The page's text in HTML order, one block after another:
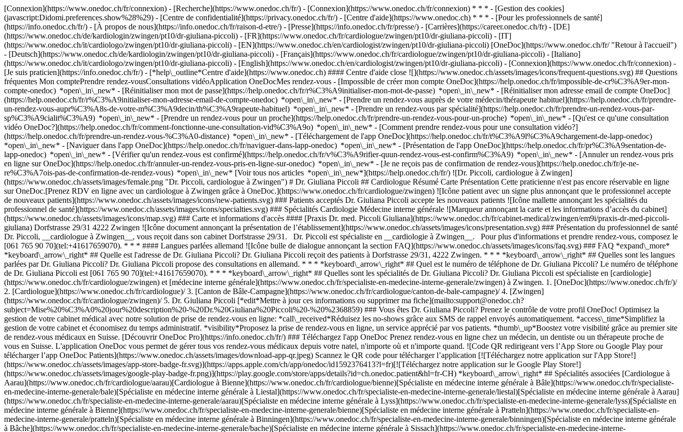
[Connexion](https://www.onedoc.ch/fr/connexion) - [Recherche](https://www.onedoc.ch/fr/) - [Connexion](https://www.onedoc.ch/fr/connexion) * * * - [Gestion des cookies]
(javascript:Didomi.preferences.show%28%29) - [Centre de confidentialité](https://privacy.onedoc.ch/fr/) - [Centre d'aide](https://www.onedoc.ch) * * * - [Pour les professionnels de santé]
(https://info.onedoc.ch/fr/) - [À propos de nous](https://info.onedoc.ch/fr/raison-d-etre/) - [Presse](https://info.onedoc.ch/fr/presse/) - [Carrières](https://career.onedoc.ch/fr) - [DE]
(https://www.onedoc.ch/de/kardiologin/zwingen/pt10/dr-giuliana-piccoli) - [FR](https://www.onedoc.ch/fr/cardiologue/zwingen/pt10/dr-giuliana-piccoli) - [IT]
(https://www.onedoc.ch/it/cardiologo/zwingen/pt10/dr-giuliana-piccoli) - [EN](https://www.onedoc.ch/en/cardiologist/zwingen/pt10/dr-giuliana-piccoli) [OneDoc](https://www.onedoc.ch/fr/ "Retour à l'accueil")
- [Deutsch](https://www.onedoc.ch/de/kardiologin/zwingen/pt10/dr-giuliana-piccoli) - [Français](https://www.onedoc.ch/fr/cardiologue/zwingen/pt10/dr-giuliana-piccoli) - [Italiano]
(https://www.onedoc.ch/it/cardiologo/zwingen/pt10/dr-giuliana-piccoli) - [English](https://www.onedoc.ch/en/cardiologist/zwingen/pt10/dr-giuliana-piccoli) - [Connexion](https://www.onedoc.ch/fr/connexion) -
[Je suis praticien](https://info.onedoc.ch/fr/) - [*help\_outline*Centre d'aide](https://www.onedoc.ch) #### Centre d'aide close ![](https://www.onedoc.ch/assets/images/icons/frequent-questions.svg) ## Questions
fréquentes Mon comptePrendre rendez-vousConsultations vidéoApplication OneDocMes rendez-vous - [Impossible de créer mon compte OneDoc](https://help.onedoc.ch/fr/impossible-de-cr%C3%A9er-mon-
compte-onedoc) *open\_in\_new* - [Réinitialiser mon mot de passe](https://help.onedoc.ch/fr/r%C3%A9initialiser-mon-mot-de-passe) *open\_in\_new* - [Réinitialiser mon adresse email de compte OneDoc]
(https://help.onedoc.ch/fr/r%C3%A9initialiser-mon-adresse-email-de-compte-onedoc) *open\_in\_new* - [Prendre un rendez-vous auprès de votre médecin/thérapeute habituel](https://help.onedoc.ch/fr/prendre-
un-rendez-vous-aupr%C3%A8s-de-votre-m%C3%A9decin/th%C3%A9rapeute-habituel) *open\_in\_new* - [Prendre un rendez-vous par spécialité](https://help.onedoc.ch/fr/prendre-un-rendez-vous-par-
sp%C3%A9cialit%C3%A9) *open\_in\_new* - [Prendre un rendez-vous pour un proche](https://help.onedoc.ch/fr/prendre-un-rendez-vous-pour-un-proche) *open\_in\_new* - [Qu'est ce qu'une consultation
vidéo OneDoc?](https://help.onedoc.ch/fr/comment-fonctionne-une-consultation-vid%C3%A9o) *open\_in\_new* - [Comment prendre rendez-vous pour une consultation vidéo?]
(https://help.onedoc.ch/fr/prendre-un-rendez-vous-%C3%A0-distance) *open\_in\_new* - [Téléchargement de l'app OneDoc](https://help.onedoc.ch/fr/t%C3%A9l%C3%A9chargement-de-lapp-onedoc)
*open\_in\_new* - [Naviguer dans l'app OneDoc](https://help.onedoc.ch/fr/naviguer-dans-lapp-onedoc) *open\_in\_new* - [Présentation de l'app OneDoc](https://help.onedoc.ch/fr/pr%C3%A9sentation-de-
lapp-onedoc) *open\_in\_new* - [Vérifier qu'un rendez-vous est confirmé](https://help.onedoc.ch/fr/v%C3%A9rifier-quun-rendez-vous-est-confirm%C3%A9) *open\_in\_new* - [Annuler un rendez-vous pris en ligne sur OneDoc](https://help.onedoc.ch/fr/annuler-un-rendez-vous-pris-en-ligne-sur-onedoc) *open\_in\_new* - [Je ne reçois pas de confirmation de rendez-vous](https://help.onedoc.ch/fr/je-ne-re%C3%A7ois-pas-de-confirmation-de-rendez-vous) *open\_in\_new* [Voir tous nos articles *open\_in\_new*](https://help.onedoc.ch/fr/) ![Dr. Piccoli, cardiologue à Zwingen](https://www.onedoc.ch/assets/images/female.png "Dr. Piccoli, cardiologue à Zwingen") # Dr. Giuliana Piccoli ## Cardiologue Résumé Carte Présentation Cette praticienne n'est pas encore réservable en ligne sur OneDoc.[Prenez RDV en ligne avec un cardiologue à Zwingen grâce à OneDoc.](https://www.onedoc.ch/fr/cardiologue/zwingen) ![Icône patient avec un signe plus annonçant que le professionnel accepte de nouveaux patients](https://www.onedoc.ch/assets/images/icons/new-patients.svg) ### Patients acceptés Dr. Giuliana Piccoli accepte les nouveaux patients ![Icône mallette annonçant les spécialités du professionnel de santé](https://www.onedoc.ch/assets/images/icons/specialties.svg) ### Spécialités Cardiologie Médecine interne générale ![Marqueur annonçant la carte et les informations d’accès du cabinet](https://www.onedoc.ch/assets/images/icons/map.svg) ### Carte et informations d'accès #### [Praxis Dr. med. Piccoli Giuliana](https://www.onedoc.ch/fr/cabinet-medical/zwingen/em9i/praxis-dr-med-piccoli-giuliana) Dorfstrasse 29/31 4222 Zwingen ![Icône document annonçant la présentation de l’établissement](https://www.onedoc.ch/assets/images/icons/presentation.svg) ### Présentation du professionnel de santé Dr. Piccoli, __cardiologue à Zwingen__, vous reçoit dans son cabinet Dorfstrasse 29/31. Dr. Piccoli est spécialiste en __cardiologie à Zwingen__. Pour plus d'informations et prendre rendez-vous, composez le [061 765 90 70](tel:+41617659070). * * * #### Langues parlées allemand ![Icône bulle de dialogue annonçant la section FAQ](https://www.onedoc.ch/assets/images/icons/faq.svg) ### FAQ *expand\_more* *keyboard\_arrow\_right* ## Quelle est l'adresse de Dr. Giuliana Piccoli? Dr. Giuliana Piccoli reçoit des patients à Dorfstrasse 29/31, 4222 Zwingen. * * * *keyboard\_arrow\_right* ## Quelles sont les langues parlées par Dr. Giuliana Piccoli? Dr. Giuliana Piccoli propose des consultations en allemand. * * * *keyboard\_arrow\_right* ## Quel est le numéro de téléphone de Dr. Giuliana Piccoli? Le numéro de téléphone de Dr. Giuliana Piccoli est [061 765 90 70](tel:+41617659070). * * * *keyboard\_arrow\_right* ## Quelles sont les spécialités de Dr. Giuliana Piccoli? Dr. Giuliana Piccoli est spécialiste en [cardiologie](https://www.onedoc.ch/fr/cardiologue/zwingen) et [médecine interne générale](https://www.onedoc.ch/fr/specialiste-en-medecine-interne-generale/zwingen) à Zwingen. 1. [OneDoc](https://www.onedoc.ch/fr/)/ 2. [Cardiologue](https://www.onedoc.ch/fr/cardiologue)/ 3. [Canton de Bâle-Campagne](https://www.onedoc.ch/fr/cardiologue/canton-de-bale-campagne)/ 4. [Zwingen](https://www.onedoc.ch/fr/cardiologue/zwingen)/ 5. Dr. Giuliana Piccoli [*edit*Mettre à jour ces informations ou supprimer ma fiche](mailto:support@onedoc.ch?subject=Mise%20%C3%A0%20jour%20description%20-%20Dr.%20Giuliana%20Piccoli%20-%20%2368859) ### Vous êtes Dr. Giuliana Piccoli? Prenez le contrôle de votre profil OneDoc! Optimisez la gestion de votre cabinet médical avec notre solution de prise de rendez-vous en ligne: *call\_received*Réduisez les no-shows grâce aux SMS de rappel envoyés automatiquement. *access\_time*Simplifiez la gestion de votre cabinet et économisez du temps administratif. *visibility*Proposez la prise de rendez-vous en ligne, un service apprécié par vos patients. *thumb\_up*Boostez votre visibilité grâce au premier site de rendez-vous médicaux en Suisse. [Découvrir OneDoc Pro](https://info.onedoc.ch/fr/) ### Téléchargez l'app OneDoc Prenez rendez-vous en ligne chez un médecin, un dentiste ou un thérapeute proche de vous en Suisse. L'application OneDoc vous permet de gérer tous vos rendez-vous médicaux depuis votre natel, n'importe où et n'importe quand. ![Code QR redirigeant vers l’App Store ou Google Play pour télécharger l’app OneDoc Patients](https://www.onedoc.ch/assets/images/download-app-qr.jpeg) Scannez le QR code pour télécharger l’application [![Téléchargez notre application sur l'App Store!](https://www.onedoc.ch/assets/images/app-store-badge-fr.svg)](https://apps.apple.com/ch/app/onedoc/id1592376413?l=fr)[![Téléchargez notre application sur le Google Play Store!](https://www.onedoc.ch/assets/images/google-play-badge-fr.png)](https://play.google.com/store/apps/details?id=ch.onedoc.patient&hl=fr-CH) *keyboard\_arrow\_right* ## Spécialités associées [Cardiologue à Aarau](https://www.onedoc.ch/fr/cardiologue/aarau)[Cardiologue à Bienne](https://www.onedoc.ch/fr/cardiologue/bienne)[Spécialiste en médecine interne générale à Bâle](https://www.onedoc.ch/fr/specialiste-en-medecine-interne-generale/bale)[Spécialiste en médecine interne générale à Liestal](https://www.onedoc.ch/fr/specialiste-en-medecine-interne-generale/liestal)[Spécialiste en médecine interne générale à Aarau](https://www.onedoc.ch/fr/specialiste-en-medecine-interne-generale/aarau)[Spécialiste en médecine interne générale à Lyss](https://www.onedoc.ch/fr/specialiste-en-medecine-interne-generale/lyss)[Spécialiste en médecine interne générale à Bienne](https://www.onedoc.ch/fr/specialiste-en-medecine-interne-generale/bienne)[Spécialiste en médecine interne générale à Pratteln](https://www.onedoc.ch/fr/specialiste-en-medecine-interne-generale/pratteln)[Spécialiste en médecine interne générale à Binningen](https://www.onedoc.ch/fr/specialiste-en-medecine-interne-generale/binningen)[Spécialiste en médecine interne générale à Bâche](https://www.onedoc.ch/fr/specialiste-en-medecine-interne-generale/bache)[Spécialiste en médecine interne générale à Sissach](https://www.onedoc.ch/fr/specialiste-en-medecine-interne-generale/sissach)[Spécialiste en médecine interne générale à Lenzburg](https://www.onedoc.ch/fr/specialiste-en-medecine-interne-generale/lenzburg)[Spécialiste en médecine interne générale à Courtelary](https://www.onedoc.ch/fr/specialiste-en-medecine-interne-generale/courtelary)[Spécialiste en médecine interne générale à Kaiseraugst](https://www.onedoc.ch/fr/specialiste-en-medecine-interne-generale/kaiseraugst)[Spécialiste en médecine interne générale à Schöftland](https://www.onedoc.ch/fr/specialiste-en-medecine-interne-generale/schoftland)[Spécialiste en médecine interne générale à Rüdtligen](https://www.onedoc.ch/fr/specialiste-en-medecine-interne-generale/rudtligen)[Spécialiste en médecine interne générale à Olten](https://www.onedoc.ch/fr/specialiste-en-medecine-interne-generale/olten)[Spécialiste en médecine interne générale à Soleure](https://www.onedoc.ch/fr/specialiste-en-medecine-interne-generale/soleure)[Spécialiste en médecine interne générale à Bätterkinden](https://www.onedoc.ch/fr/specialiste-en-medecine-interne-generale/batterkinden)[Spécialiste en médecine interne générale à Nidau](https://www.onedoc.ch/fr/specialiste-en-medecine-interne-generale/nidau)[Spécialiste en médecine interne générale à Witterswil](https://www.onedoc.ch/fr/specialiste-en-medecine-interne-generale/witterswil) *keyboard\_arrow\_right* ## Recherches fréquentes [Physiothérapeute à Bâle](https://www.onedoc.ch/fr/physiotherapeute/bale)[Gynécologue obstétricien à Aarau](https://www.onedoc.ch/fr/gynecologue-obstetricien/aarau)[Spécialiste en médecine interne générale à Bâle](https://www.onedoc.ch/fr/specialiste-en-medecine-interne-generale/bale)[Médecin généraliste à Bâle](https://www.onedoc.ch/fr/medecin-generaliste/bale)[Centre de vaccination à Bâle](https://www.onedoc.ch/fr/centre-de-vaccination/bale)[Ophtalmologue à Aarau](https://www.onedoc.ch/fr/ophtalmologue/aarau)[Dermatologue à Bâle](https://www.onedoc.ch/fr/dermatologue/bale)[Prestations de santé en pharmacie à Bâle](https://www.onedoc.ch/fr/prestations-de-sante-en-pharmacie/bale)[Gynécologue obstétricien à Bâle](https://www.onedoc.ch/fr/gynecologue-obstetricien/bale)[Ophtalmologue à Olten](https://www.onedoc.ch/fr/ophtalmologue/olten)[Urologue à Bâle](https://www.onedoc.ch/fr/urologue/bale)[Préparateur physique à Muttenz](https://www.onedoc.ch/fr/preparateur-physique/muttenz)[Physiothérapeute à Muttenz](https://www.onedoc.ch/fr/physiotherapeute/muttenz)[Thérapeute en drainage lymphatique à Bâle](https://www.onedoc.ch/fr/therapeute-en-drainage-lymphatique/bale)[Spécialiste en médecine interne générale à Liestal](https://www.onedoc.ch/fr/specialiste-en-medecine-interne-generale/liestal)[Physiothérapeute à Allschwil](https://www.onedoc.ch/fr/physiotherapeute/allschwil)[Masseur classique à Muttenz](https://www.onedoc.ch/fr/masseur-classique/muttenz)[Spécialiste en médecine interne générale à Aarau](https://www.onedoc.ch/fr/specialiste-en-medecine-interne-generale/aarau)[Dermatologue à Olten](https://www.onedoc.ch/fr/dermatologue/olten)[Pédiatre à Rheinfelden](https://www.onedoc.ch/fr/pediatre/rheinfelden)[Spécialiste en médecine esthétique à Lenzburg](https://www.onedoc.ch/fr/specialiste-en-medecine-esthetique/lenzburg) *keyboard\_arrow\_right* ## Annuaire des professionnels de santé suisses [Liste des praticiens](https://www.onedoc.ch/fr/annuaire) [A](https://www.onedoc.ch/fr/annuaire/A) [B](https://www.onedoc.ch/fr/annuaire/B) [C](https://www.onedoc.ch/fr/annuaire/C) [D](https://www.onedoc.ch/fr/annuaire/D) [E](https://www.onedoc.ch/fr/annuaire/E) [F](https://www.onedoc.ch/fr/annuaire/F) [G](https://www.onedoc.ch/fr/annuaire/G) [H](https://www.onedoc.ch/fr/annuaire/H) [I](https://www.onedoc.ch/fr/annuaire/I) [J](https://www.onedoc.ch/fr/annuaire/J) [K](https://www.onedoc.ch/fr/annuaire/K) [L](h